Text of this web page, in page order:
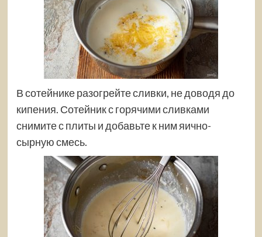
В сотейнике разогрейте сливки, не доводя до
кипения. Сотейник с горячими сливками
снимите с плиты и добавьте к ним яично-
сырную смесь.